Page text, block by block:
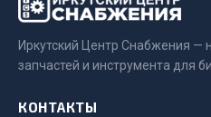
3 ton
Abro
Agat auto
Alteco
Иркутский Центр Снабжения
запчастей и инструмента для
КОНТАКТЫ